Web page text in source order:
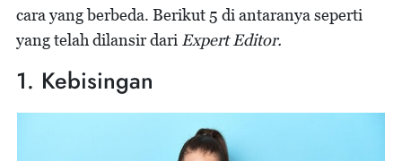
cara yang berbeda. Berikut 5 di antaranya seperti
yang telah dilansir dari Expert Editor.
1. Kebisingan